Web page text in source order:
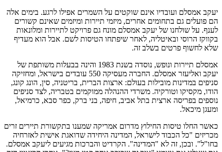
יעקב אמסלם ועובדיו אינם שוקטים על השמרים אפילו לרגע. בימים אלה
הם פועלים גם בתחומים אחרים, מיזמי תיירות ומיזמים שאינם קשורים
לענף. על שולחנו של יעקב אמסלם מונח גם פרויקט לתיירות ומלונאות
בקווקז הרוסי ובאיטליה, לאחר שיפתחו הטיסות לשם. אבל הוא מעדיף
שלא לחשוף פרטים בשלב זה.
אמסלם תיירות ונופש, נוסדה בשנת 1983 והינה בבעלות משותפת של
יעקב ואליעזר אמסלם. החברה מעסיקה 550 עובדים בישראל, ומחזיקה
סניפים במדינות מובילות בעולם: ארצות הברית, בריטניה, סין, הונג קונג,
הודו, מקסיקו וטורקיה. משרדי ההנהלה ממוקמים בטבריה, לצד סניפים
נוספים בפריסה ארצית בתל אביב, חיפה, בני ברק, כפר סבא, כרמיאל,
ומעגן מיכאל.
כאשר החלו טיסות החילוץ מדרום אמריקה שמענו בתקשורת תיירים זרים
מכריזים "כל הכבוד לישראל, המדינה היחידה שדואגת אישית לאזרחיה
בחו"ל". ובכן, זה לא "המדינה". הקרדיט והברכות מגיעים ליעקב אמסלם.